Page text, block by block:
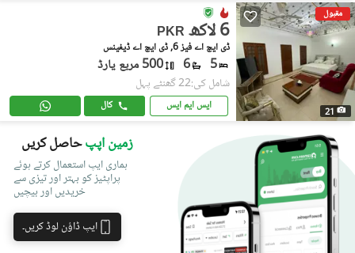
مقبول
21
PKR 6 لاکھ
ڈی ایچ اے فیز 6, ڈی ایچ اے ڈیفینس
5
6 500 مربع یارڈ
شامل کی:22 گھنٹے پہل
ایس ایم ایس کال
زمین اپپحاصل کریں
ہماری ایپ استعمال کرتے ہوئے
پراپٹیز کو بہتر اور تیزی سے
خریدیں اور بیچیں
ایپ ڈاؤن لوڈ کریں۔